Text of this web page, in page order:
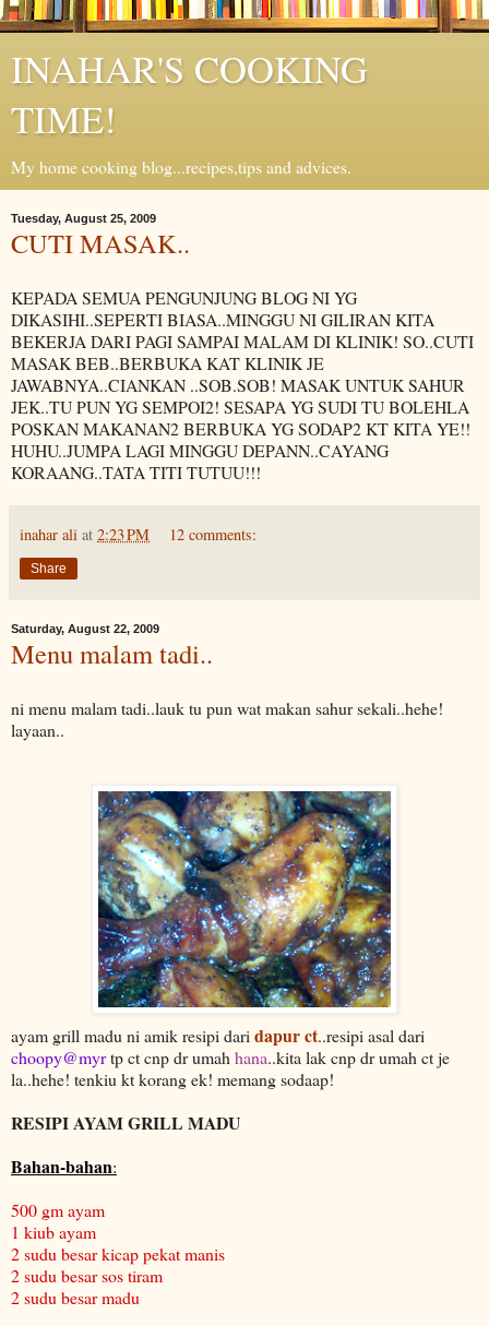
INAHAR'S COOKING
TIME!
My home cooking blog...recipes,tips and advices.
Tuesday, August 25, 2009
CUTI MASAK..
KEPADA SEMUA PENGUNJUNG BLOG NI YG
DIKASIHI..SEPERTI BIASA..MINGGU NI GILIRAN KITA
BEKERJA DARI PAGI SAMPAI MALAM DI KLINIK! SO..CUTI
MASAK BEB..BERBUKA KAT KLINIK JE
JAWABNYA..CIANKAN ..SOB.SOB! MASAK UNTUK SAHUR
JEK..TU PUN YG SEMPOI2! SESAPA YG SUDI TU BOLEHLA
POSKAN MAKANAN2 BERBUKA YG SODAP2 KT KITA YE!!
HUHU..JUMPA LAGI MINGGU DEPANN..CAYANG
KORAANG..TATA TITI TUTUU!!!
inahar ali at 2:23 PM 12 comments:
Share
Saturday, August 22, 2009
Menu malam tadi..
ni menu malam tadi..lauk tu pun wat makan sahur sekali..hehe!
layaan..
ayam grill madu ni amik resipi dari dapur ct..resipi asal dari
choopy@myrtp ct cnp dr umah hana..kita lak cnp dr umah ct je
la..hehe! tenkiu kt korang ek! memang sodaap!
RESIPI AYAM GRILL MADU
Bahan-bahan:
500 gm ayam
1 kiub ayam
2 sudu besar kicap pekat manis
2 sudu besar sos tiram
2 sudu besar madu